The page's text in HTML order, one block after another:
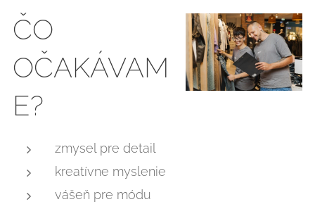
ČO
OČAKÁVAM
E?
zmysel pre detail
kreatívne myslenie
vášeň pre módu